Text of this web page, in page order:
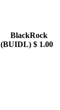
BlackRock
(BUIDL) $ 1.00